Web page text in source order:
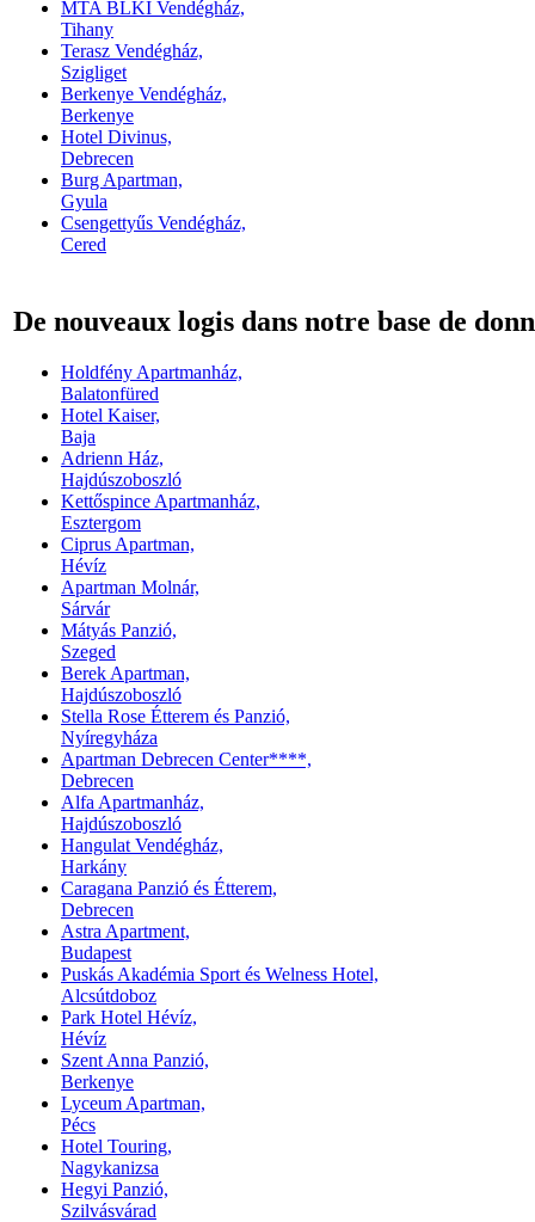
MTA BLKI Vendégház,
Tihany
Terasz Vendégház,
Szigliget
Berkenye Vendégház,
Berkenye
Hotel Divinus,
Debrecen
Burg Apartman,
Gyula
Csengettyűs Vendégház,
Cered
De nouveaux logis dans notre base de
Holdfény Apartmanház,
Balatonfüred
Hotel Kaiser,
Baja
Adrienn Ház,
Hajdúszoboszló
Kettőspince Apartmanház,
Esztergom
Ciprus Apartman,
Hévíz
Apartman Molnár,
Sárvár
Mátyás Panzió,
Szeged
Berek Apartman,
Hajdúszoboszló
Stella Rose Étterem és Panzió,
Nyíregyháza
Apartman Debrecen Center****,
Debrecen
Alfa Apartmanház,
Hajdúszoboszló
Hangulat Vendégház,
Harkány
Caragana Panzió és Étterem,
Debrecen
Astra Apartment,
Budapest
Puskás Akadémia Sport és Welness Hotel,
Alcsútdoboz
Park Hotel Hévíz,
Hévíz
Szent Anna Panzió,
Berkenye
Lyceum Apartman,
Pécs
Hotel Touring,
Nagykanizsa
Hegyi Panzió,
Szilvásvárad